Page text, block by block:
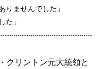
りませんでした」
た」
クリントン元大統領と